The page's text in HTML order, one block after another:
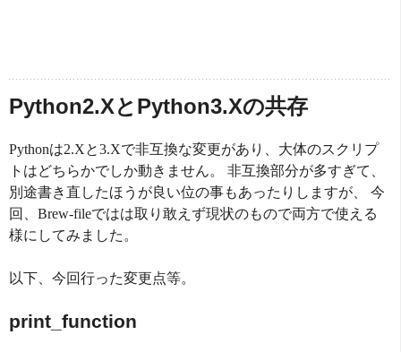
Python2.XとPython3.Xの共存
Pythonは2.Xと3.Xで非互換な変更があり、大体のスクリプ
トはどちらかでしか動きません。 非互換部分が多すぎて、
別途書き直したほうが良い位の事もあったりしますが、 今
回、Brew-fileではは取り敢えず現状のもので両方で使える
様にしてみました。
以下、今回行った変更点等。
print_function